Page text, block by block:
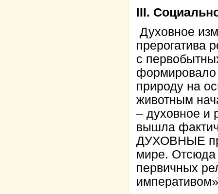
III.
Духовное
прерогатива
с
природу на
животным
– духовное и
вышла
ДУХОВНЫЕ
мире. Отсюда
первичных